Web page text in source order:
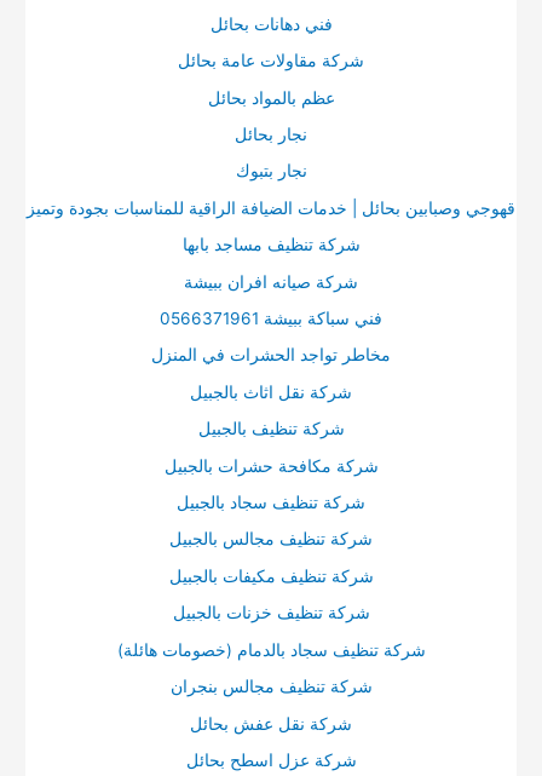
فني دهانات بحائل
شركة مقاولات عامة بحائل
عظم بالمواد بحائل
نجار بحائل
نجار بتبوك
قهوجي وصبابين بحائل | خدمات الضيافة الراقية للمناسبات بجودة وتميز
شركة تنظيف مساجد بابها
شركة صيانه افران ببيشة
فني سباكة ببيشة 0566371961
مخاطر تواجد الحشرات في المنزل
شركة نقل اثاث بالجبيل
شركة تنظيف بالجبيل
شركة مكافحة حشرات بالجبيل
شركة تنظيف سجاد بالجبيل
شركة تنظيف مجالس بالجبيل
شركة تنظيف مكيفات بالجبيل
شركة تنظيف خزنات بالجبيل
شركة تنظيف سجاد بالدمام (خصومات هائلة)
شركة تنظيف مجالس بنجران
شركة نقل عفش بحائل
شركة عزل اسطح بحائل